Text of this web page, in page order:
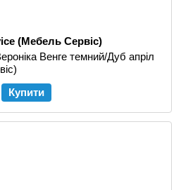
(Мебель Сервіс)
Венге темний/Дуб апріл
Купити